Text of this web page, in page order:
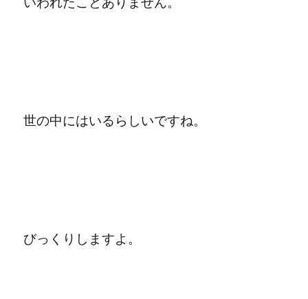
世の中にはいるらしいですね。
びっくりしますよ。